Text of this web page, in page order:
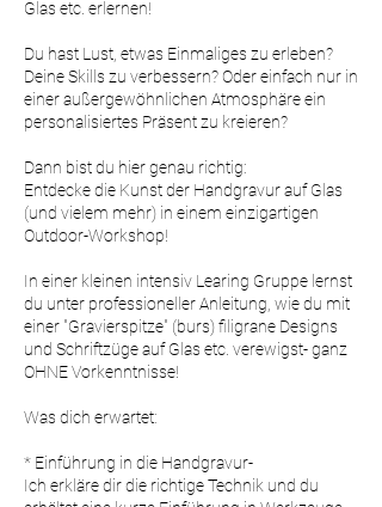
.
Glas etc. erlernen!
Du hast Lust, etwas Einmaliges zu erleben?
Deine Skills zu verbessern? Oder einfach nur in
einer außergewöhnlichen Atmosphäre ein
personalisiertes Präsent zu kreieren?
Dann bist du hier genau richtig:
Entdecke die Kunst der Handgravur auf Glas
(und vielem mehr) in einem einzigartigen
Outdoor-Workshop!
In einer kleinen intensiv Learing Gruppe lernst
du unter professioneller Anleitung, wie du mit
einer "Gravierspitze" (burs) filigrane Designs
und Schriftzüge auf Glas etc. verewigst- ganz
OHNE Vorkenntnisse!
Was dich erwartet:
* Einführung in die Handgravur-
Ich erkläre dir die richtige Technik und du